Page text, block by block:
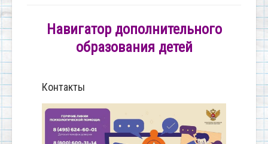
Навигатор дополнительного
образования детей
Контакты